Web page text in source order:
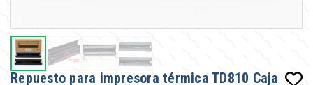
Repuesto para impresora térmica TD810 Caja